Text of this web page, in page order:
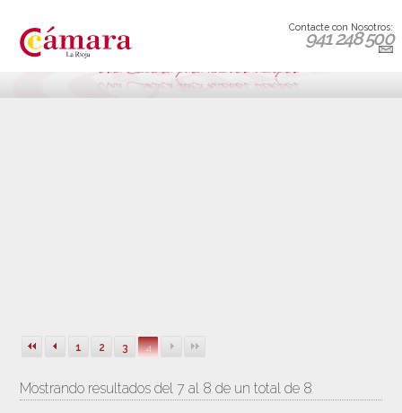
Contacte con Nosotros:
941 248 500
1 2 3 4
Mostrando resultados del 7 al 8 de un total de 8